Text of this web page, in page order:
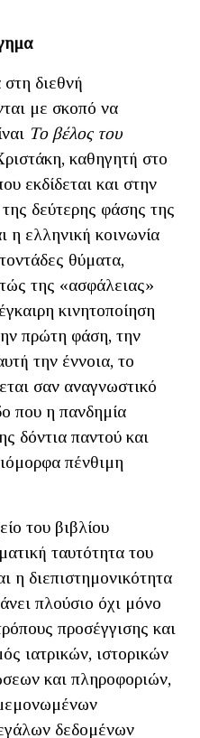
διεθνή
με σκοπό να
Το βέλος του
καθηγητή στο
εκδίδεται και στην
δεύτερης φάσης της
η ελληνική κοινωνία
θύματα,
της «ασφάλειας»
κινητοποίηση
πρώτη φάση, την
την έννοια, το
σαν αναγνωστικό
που η πανδημία
δόντια παντού και
πένθιμη
του βιβλίου
ταυτότητα του
η διεπιστημονικότητα
πλούσιο όχι μόνο
προσέγγισης και
ιατρικών, ιστορικών
και πληροφοριών,
δεδομένων